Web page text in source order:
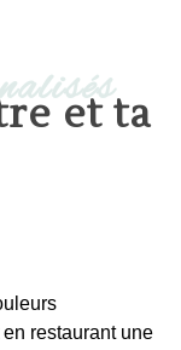
et ta
restaurant une